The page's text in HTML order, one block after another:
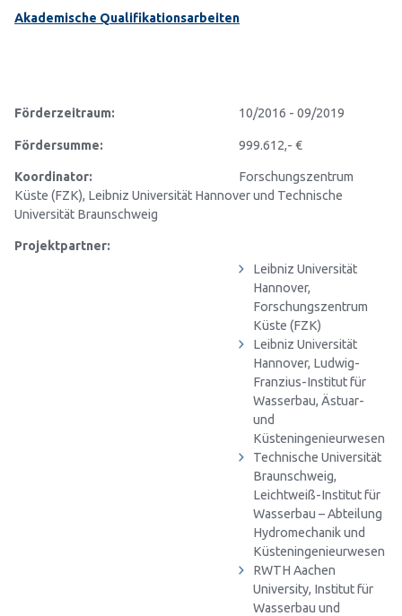
Akademische Qualifikationsarbeiten
Förderzeitraum: 10/2016 - 09/2019
Fördersumme: 999.612,- €
Koordinator:
Forschungszentrum
Küste (FZK), Leibniz Universität Hannover und Technische
Universität Braunschweig
Projektpartner:
Leibniz Universität
Hannover,
Forschungszentrum
Küste (FZK)
Leibniz Universität
Hannover, Ludwig-
Franzius-Institut für
Wasserbau, Ästuar-
und
Küsteningenieurwesen
Technische Universität
Braunschweig,
Leichtweiß-Institut für
Wasserbau – Abteilung
Hydromechanik und
Küsteningenieurwesen
RWTH Aachen
University, Institut für
Wasserbau und